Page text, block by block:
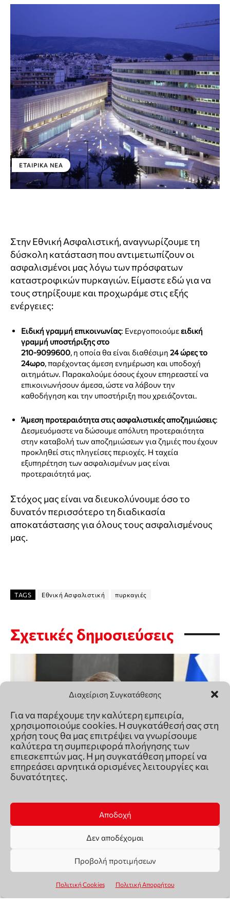
Διαχείριση Συγκατάθεσης
Για να παρέχουμε την καλύτερη εμπειρία,
χρησιμοποιούμε cookies. Η συγκατάθεσή σας στη
χρήση τους θα μας επιτρέψει να γνωρίσουμε
καλύτερα τη συμπεριφορά πλοήγησης των
επιεσκεπτών μας. Η μη συγκατάθεση μπορεί να
επηρεάσει αρνητικά ορισμένες λειτουργίες και
δυνατότητες.
Αποδοχή
Δεν αποδέχομαι
Προβολή προτιμήσεων
Πολιτική Cookies Πολιτική Απορρήτου